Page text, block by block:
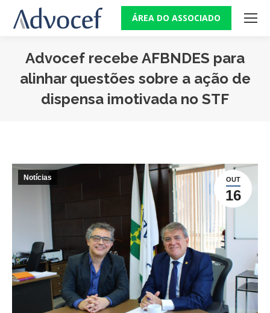
ÁREA DO ASSOCIADO
Advocef recebe AFBNDES para
alinhar questões sobre a ação de
dispensa imotivada no STF
OUT
16
Notícias